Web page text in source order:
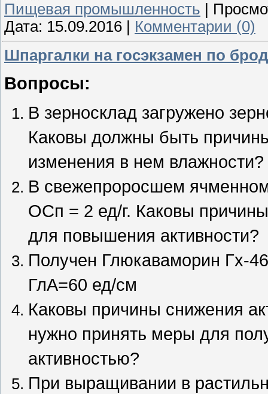
Пищевая промышленность
Дата: 15.09.2016
Комментарии (0)
Шпаргалки на госэкзамен по
Вопросы:
В зерносклад загружено
Каковы должны быть
изменения в нем влажности?
В свежепроросшем
ОСп = 2 ед/г. Каковы
для повышения активности?
Получен Глюкаваморин Гх-
ГлА=60 ед/см
Каковы причины снижения
нужно принять меры для
активностью?
При выращивании в